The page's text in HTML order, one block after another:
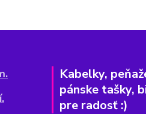
Kabelky,
pánske tašky,
pre radosť :)